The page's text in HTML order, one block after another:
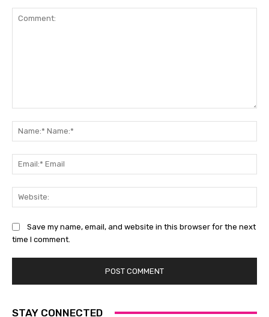
Save my name, email, and website in this browser for the next
time I comment.
STAY CONNECTED